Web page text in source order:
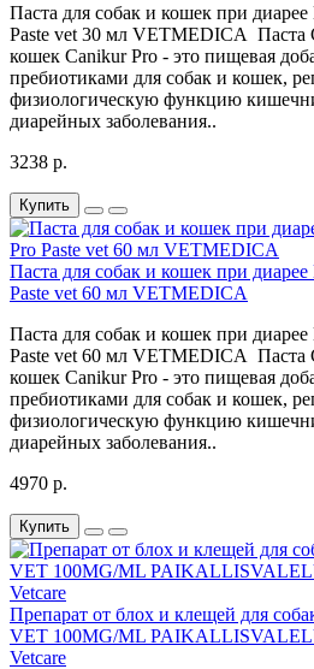
Паста для собак и кошек при
Paste vet 30 мл VETMEDICA Паста
кошек Canikur Pro - это пищевая
пребиотиками для собак и кошек,
физиологическую функцию
диарейных заболевания..
3238 р.
Купить
Паста для собак и кошек при
Paste vet 60 мл VETMEDICA
Паста для собак и кошек при
Paste vet 60 мл VETMEDICA Паста
кошек Canikur Pro - это пищевая
пребиотиками для собак и кошек,
физиологическую функцию
диарейных заболевания..
4970 р.
Купить
Препарат от блох и клещей для
VET 100MG/ML
Vetcare